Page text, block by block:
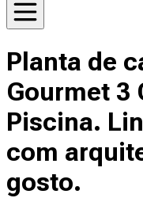
Planta de
Gourmet 3
Piscina.
com
gosto.